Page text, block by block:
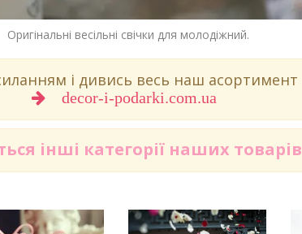
Оригінальні весільні свічки для молодіжний.
і дивись весь наш асортимент
decor-i-podarki.com.ua
інші категорії наших товарів